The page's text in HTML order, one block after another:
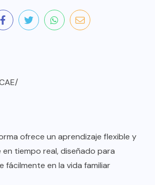
ofrece un aprendizaje flexible y
en tiempo real, diseñado para
fácilmente en la vida familiar